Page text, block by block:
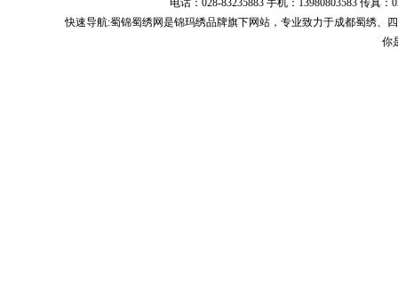
电话：028-83235883 手机：13980803583 传真
快速导航:蜀锦蜀绣网是锦玛绣品牌旗下网站，专业致力于成都蜀绣、
你